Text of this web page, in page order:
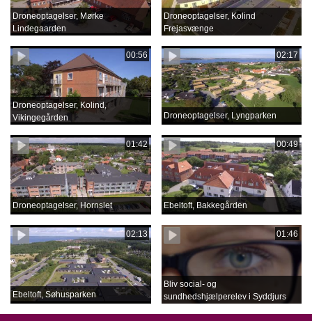
Droneoptagelser, Mørke
Lindegaarden
Droneoptagelser, Kolind
Frejasvænge
00:56
Droneoptagelser, Kolind,
Vikingegården
02:17
Droneoptagelser, Lyngparken
01:42
Droneoptagelser, Hornslet
00:49
Ebeltoft, Bakkegården
02:13
Ebeltoft, Søhusparken
01:46
Bliv social- og
sundhedshjælperelev i Syddjurs